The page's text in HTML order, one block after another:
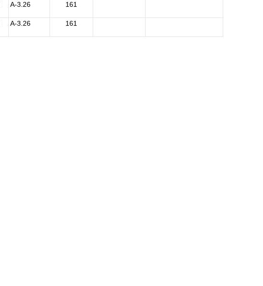
А-3.26 161
А-3.26 161